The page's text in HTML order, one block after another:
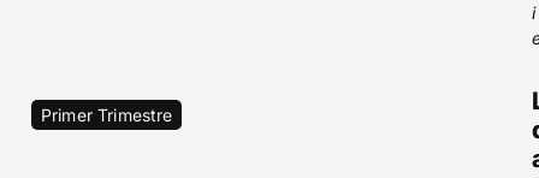
i
Primer Trimestre